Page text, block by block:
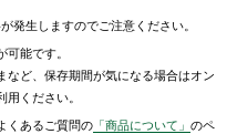
発生しますのでご注意ください。
可能です。
など、保存期間が気になる場合はオン
ください。
くあるご質問の 「商品について」のペ